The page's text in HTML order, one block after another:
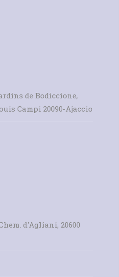
de Bodiccione,
Campi 20090-Ajaccio
d'Agliani, 20600